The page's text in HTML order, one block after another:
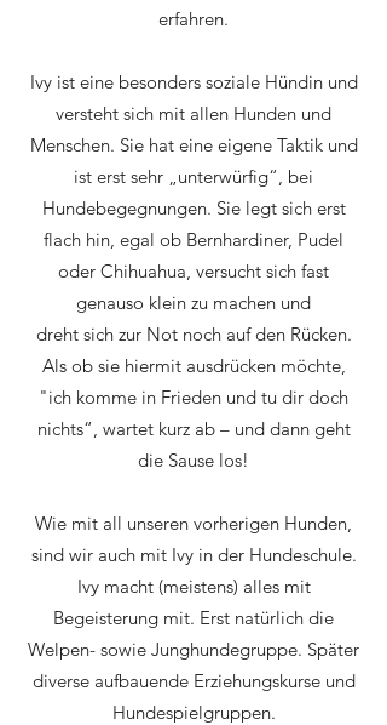
erfahren.
Ivy ist eine besonders soziale Hündin und
versteht sich mit allen Hunden und
Menschen. Sie hat eine eigene Taktik und
ist erst sehr „unterwürfig“, bei
Hundebegegnungen. Sie legt sich erst
flach hin, egal ob Bernhardiner, Pudel
oder Chihuahua, versucht sich fast
genauso klein zu machen und
dreht sich zur Not noch auf den Rücken.
Als ob sie hiermit ausdrücken möchte,
"ich komme in Frieden und tu dir doch
nichts“, wartet kurz ab – und dann geht
die Sause los!
Wie mit all unseren vorherigen Hunden,
sind wir auch mit Ivy in der Hundeschule.
Ivy macht (meistens) alles mit
Begeisterung mit. Erst natürlich die
Welpen- sowie Junghundegruppe. Später
diverse aufbauende Erziehungskurse und
Hundespielgruppen.